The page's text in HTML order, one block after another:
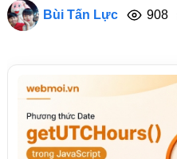
Bùi Tấn Lực 908